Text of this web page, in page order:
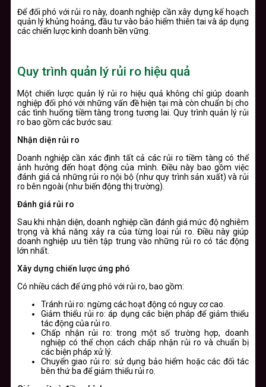
Để đối phó với rủi ro này, doanh nghiệp cần xây dựng kế hoạch
quản lý khủng hoảng, đầu tư vào bảo hiểm thiên tai và áp dụng
các chiến lược kinh doanh bền vững.
Quy trình quản lý rủi ro hiệu quả
Một chiến lược quản lý rủi ro hiệu quả không chỉ giúp doanh
nghiệp đối phó với những vấn đề hiện tại mà còn chuẩn bị cho
các tình huống tiềm tàng trong tương lai. Quy trình quản lý rủi
ro bao gồm các bước sau:
Nhận diện rủi ro
Doanh nghiệp cần xác định tất cả các rủi ro tiềm tàng có thể
ảnh hưởng đến hoạt động của mình. Điều này bao gồm việc
đánh giá cả những rủi ro nội bộ (như quy trình sản xuất) và rủi
ro bên ngoài (như biến động thị trường).
Đánh giá rủi ro
Sau khi nhận diện, doanh nghiệp cần đánh giá mức độ nghiêm
trọng và khả năng xảy ra của từng loại rủi ro. Điều này giúp
doanh nghiệp ưu tiên tập trung vào những rủi ro có tác động
lớn nhất.
Xây dựng chiến lược ứng phó
Có nhiều cách để ứng phó với rủi ro, bao gồm:
Tránh rủi ro: ngừng các hoạt động có nguy cơ cao.
Giảm thiểu rủi ro: áp dụng các biện pháp để giảm thiểu
tác động của rủi ro.
Chấp nhận rủi ro: trong một số trường hợp, doanh
nghiệp có thể chọn cách chấp nhận rủi ro và chuẩn bị
các biện pháp xử lý.
Chuyển giao rủi ro: sử dụng bảo hiểm hoặc các đối tác
bên thứ ba để giảm thiểu rủi ro.